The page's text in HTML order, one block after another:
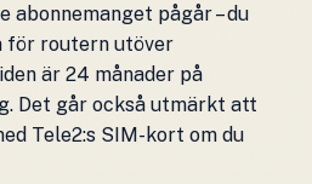
abonnemanget pågår – du
för routern utöver
är 24 månader på
Det går också utmärkt att
Tele2:s SIM-kort om du